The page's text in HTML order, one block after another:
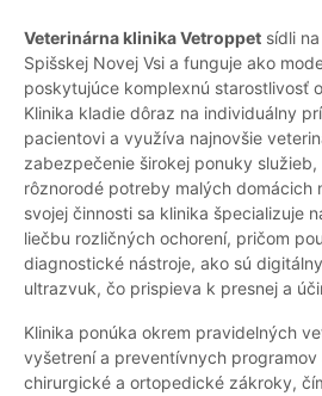
Veterinárna klinika Vetroppet sídli
Spišskej Novej Vsi a funguje ako
poskytujúce komplexnú starostlivosť
Klinika kladie dôraz na individuálny
pacientovi a využíva najnovšie
zabezpečenie širokej ponuky
rôznorodé potreby malých domácich
svojej činnosti sa klinika špecializuje
liečbu rozličných ochorení, pričom
diagnostické nástroje, ako sú
ultrazvuk, čo prispieva k presnej a
Klinika ponúka okrem pravidelných
vyšetrení a preventívnych programov
chirurgické a ortopedické zákroky,